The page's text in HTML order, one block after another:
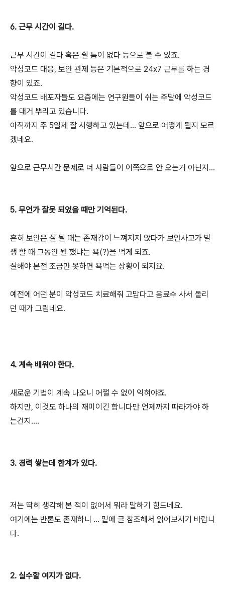
6. 근무 시간이 길다.
근무 시간이 길다 혹은 쉴 틈이 없다 등으로 볼 수 있죠.
악성코드 대응, 보안 관제 등은 기본적으로 24x7 근무를 하는 경
향이 있죠.
악성코드 배포자들도 요즘에는 연구원들이 쉬는 주말에 악성코드
를 대거 뿌리고 있습니다.
아직까지 주 5일제 잘 시행하고 있는데... 앞으로 어떻게 될지 모르
겠네요.
앞으로 근무시간 문제로 더 사람들이 이쪽으로 안 오는거 아닌지...
5. 무언가 잘못 되었을 때만 기억된다.
흔히 보안은 잘 될 때는 존재감이 느껴지지 않다가 보안사고가 발
생 할 때 그동안 뭘 했냐는 욕(?)을 먹게 되죠.
잘해야 본전 조금만 못하면 욕먹는 상황이 되지요.
예전에 어떤 분이 악성코드 치료해줘 고맙다고 음료수 사서 돌리
던 때가 그립네요.
4. 계속 배워야 한다.
새로운 기법이 계속 나오니 어쩔 수 없이 익혀야죠.
하지만, 이것도 하나의 재미이긴 합니다만 언제까지 따라가야 하
는건지....
3. 경력 쌓는데 한계가 있다.
저는 딱히 생각해 본 적이 없어서 뭐라 말하기 힘드네요.
여기에는 반론도 존재하니 ... 밑에 글 참조해서 읽어보시기 바랍니
다.
2. 실수할 여지가 없다.